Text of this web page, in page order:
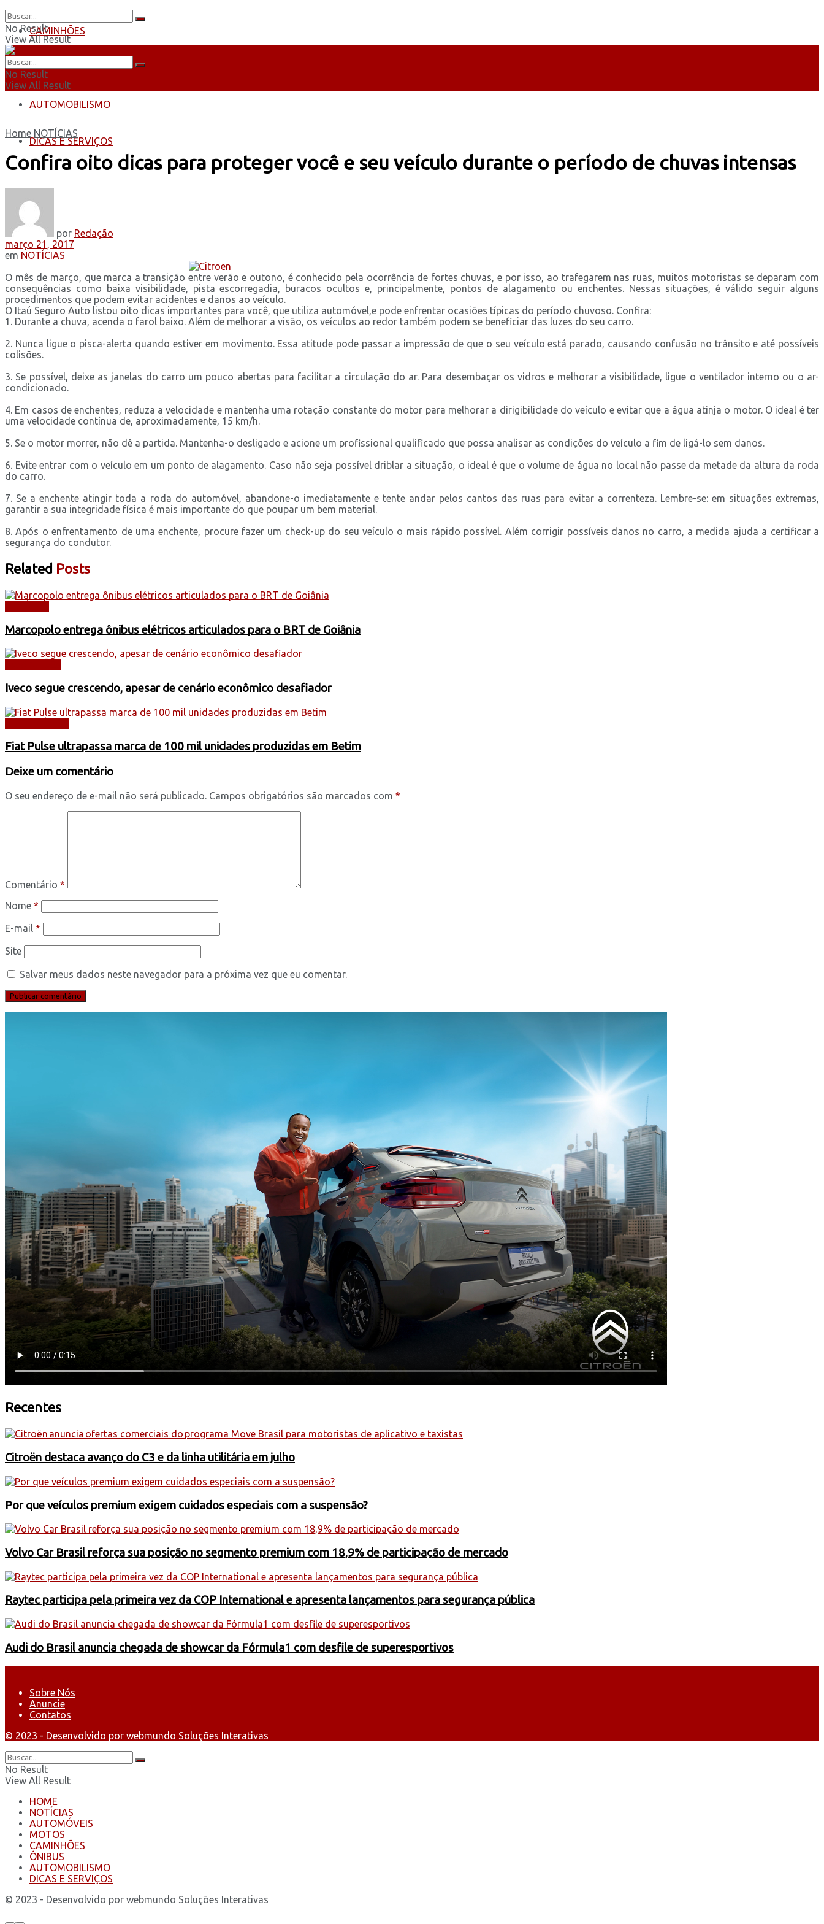
CAMINHÕES
ÔNIBUS
AUTOMOBILISMO
DICAS E SERVIÇOS
No Result
View All Result
No Result
View All Result
Home NOTÍCIAS
Confira oito dicas para proteger você e seu veículo durante o período de chuvas intensas
por Redação
março 21, 2017
em NOTÍCIAS
O mês de março, que marca a transição entre verão e outono, é conhecido pela ocorrência de fortes chuvas, e por isso, ao trafegarem nas ruas, muitos motoristas se deparam com
consequências como baixa visibilidade, pista escorregadia, buracos ocultos e, principalmente, pontos de alagamento ou enchentes. Nessas situações, é válido seguir alguns
procedimentos que podem evitar acidentes e danos ao veículo.
O Itaú Seguro Auto listou oito dicas importantes para você, que utiliza automóvel,e pode enfrentar ocasiões típicas do período chuvoso. Confira:
1. Durante a chuva, acenda o farol baixo. Além de melhorar a visão, os veículos ao redor também podem se beneficiar das luzes do seu carro.
2. Nunca ligue o pisca-alerta quando estiver em movimento. Essa atitude pode passar a impressão de que o seu veículo está parado, causando confusão no trânsito e até possíveis
colisões.
3. Se possível, deixe as janelas do carro um pouco abertas para facilitar a circulação do ar. Para desembaçar os vidros e melhorar a visibilidade, ligue o ventilador interno ou o ar-
condicionado.
4. Em casos de enchentes, reduza a velocidade e mantenha uma rotação constante do motor para melhorar a dirigibilidade do veículo e evitar que a água atinja o motor. O ideal é ter
uma velocidade contínua de, aproximadamente, 15 km/h.
5. Se o motor morrer, não dê a partida. Mantenha-o desligado e acione um profissional qualificado que possa analisar as condições do veículo a fim de ligá-lo sem danos.
6. Evite entrar com o veículo em um ponto de alagamento. Caso não seja possível driblar a situação, o ideal é que o volume de água no local não passe da metade da altura da roda
do carro.
7. Se a enchente atingir toda a roda do automóvel, abandone-o imediatamente e tente andar pelos cantos das ruas para evitar a correnteza. Lembre-se: em situações extremas,
garantir a sua integridade física é mais importante do que poupar um bem material.
8. Após o enfrentamento de uma enchente, procure fazer um check-up do seu veículo o mais rápido possível. Além corrigir possíveis danos no carro, a medida ajuda a certificar a
segurança do condutor.
Related Posts
Marcopolo entrega ônibus elétricos articulados para o BRT de Goiânia
Iveco segue crescendo, apesar de cenário econômico desafiador
Fiat Pulse ultrapassa marca de 100 mil unidades produzidas em Betim
Deixe um comentário
O seu endereço de e-mail não será publicado. Campos obrigatórios são marcados com *
Comentário *
Nome *
E-mail *
Site
Salvar meus dados neste navegador para a próxima vez que eu comentar.
Recentes
Citroën destaca avanço do C3 e da linha utilitária em julho
Por que veículos premium exigem cuidados especiais com a suspensão?
Volvo Car Brasil reforça sua posição no segmento premium com 18,9% de participação de mercado
Raytec participa pela primeira vez da COP International e apresenta lançamentos para segurança pública
Audi do Brasil anuncia chegada de showcar da Fórmula1 com desfile de superesportivos
Sobre Nós
Anuncie
Contatos
© 2023 - Desenvolvido por webmundo Soluções Interativas
No Result
View All Result
HOME
NOTÍCIAS
AUTOMÓVEIS
MOTOS
CAMINHÕES
ÔNIBUS
AUTOMOBILISMO
DICAS E SERVIÇOS
© 2023 - Desenvolvido por webmundo Soluções Interativas